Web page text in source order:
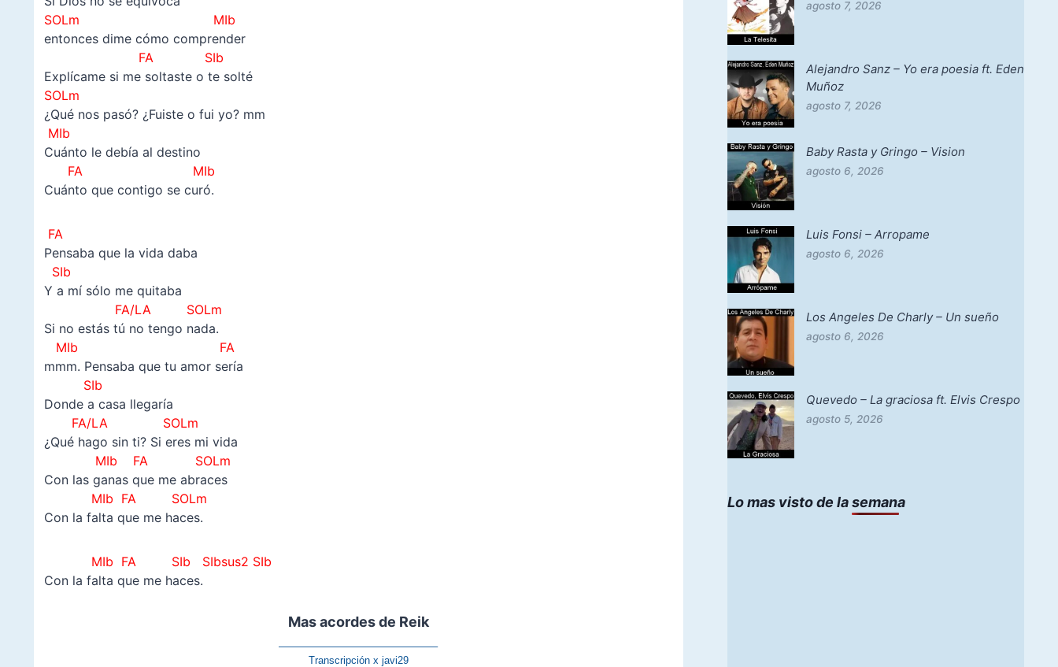
SOLm MIb
entonces dime cómo comprender
FA SIb
Explícame si me soltaste o te solté
SOLm
¿Qué nos pasó? ¿Fuiste o fui yo? mm
MIb
Cuánto le debía al destino
FA MIb
Cuánto que contigo se curó.
FA
Pensaba que la vida daba
SIb
Y a mí sólo me quitaba
FA/LA SOLm
Si no estás tú no tengo nada.
MIb FA
mmm. Pensaba que tu amor sería
SIb
Donde a casa llegaría
FA/LA SOLm
¿Qué hago sin ti? Si eres mi vida
MIb FA SOLm
Con las ganas que me abraces
MIb FA SOLm
Con la falta que me haces.
MIb FA SIb SIbsus2 SIb
Con la falta que me haces.
Mas acordes de Reik
———————————————–
Transcripción x javi29
agosto 7, 2026
Alejandro Sanz – Yo era poesia ft. Eden
Muñoz
agosto 7, 2026
Baby Rasta y Gringo – Vision
agosto 6, 2026
Luis Fonsi – Arropame
agosto 6, 2026
Los Angeles De Charly – Un sueño
agosto 6, 2026
Quevedo – La graciosa ft. Elvis Crespo
agosto 5, 2026
Lo mas visto de la semana